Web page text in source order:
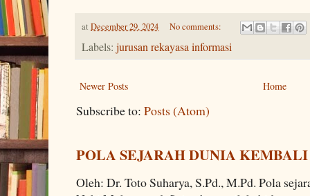
at December 29, 2024 No comments:
Labels: jurusan rekayasa informasi
Newer Posts Home
Subscribe to: Posts (Atom)
POLA SEJARAH DUNIA
Oleh: Dr. Toto Suharya, S.Pd., M.Pd. Pola